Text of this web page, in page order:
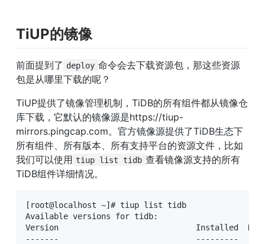
TiUP的镜像
前面提到了 deploy 命令会去下载资源包，那这些资源
包是从哪里下载的呢？
TiUP提供了镜像管理机制，TiDB的所有组件都从镜像仓
库下载，它默认的镜像源是https://tiup-
mirrors.pingcap.com。官方镜像源提供了TiDB生态下
所有组件、所有版本、所有支持平台的资源文件，比如
我们可以使用 tiup list tidb 查看镜像源支持的所有
TiDB组件详细情况。
[root@localhost ~]# tiup list tidb
Available versions for tidb:
Version                             Installed
-------                             ---------